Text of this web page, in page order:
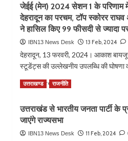
अध्यक्ष
कुमार
ने
किया
उद्घाटन।
खादी
प्रदर्शनी
में
दिखी
भारत
की
देगा
इस्कॉन।
पर्यटन
की
दृष्टि
को
विकसित
के
प्रतिबद्ध
सरकार:
महाराज।
जेईई (मेन) 2024 सेशन 1 के परिणाम
देहरादून का परचम, टॉप स्कोरर
ने हासिल किए 99 फीसदी से ज्यादा
IBN13 News Desk 13 Feb, 2024
देहरादून, 13 फरवरी, 2024। आकाश
स्टूडेंट्स की उल्लेखनीय उपलब्धि की घोषणा
Read MoreRead
जेईई
(मेन)
2024
उत्तराखण्ड राजनीति
उत्तराखंड से भारतीय जनता पार्टी के
जाएंगे राज्यसभा
IBN13 News Desk 11 Feb, 2024